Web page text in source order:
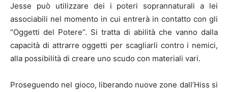
Jesse può utilizzare dei i poteri soprannaturali a lei
associabili nel momento in cui entrerà in contatto con gli
“Oggetti del Potere”. Si tratta di abilità che vanno dalla
capacità di attrarre oggetti per scagliarli contro i nemici,
alla possibilità di creare uno scudo con materiali vari.
Proseguendo nel gioco, liberando nuove zone dall’Hiss si